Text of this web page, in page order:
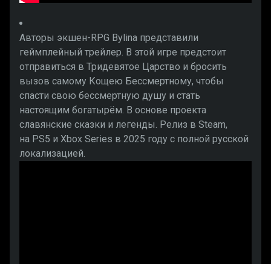
Авторы экшен-RPG Bylina представили
геймплейный трейлер. В этой игре предстоит
отправиться в Тридевятое Царство и бросить
вызов самому Кощею Бессмертному, чтобы
спасти свою бессмертную душу и стать
настоящим богатырём. В основе проекта
славянские сказки и легенды. Релиз в Steam,
на PS5 и Xbox Series в 2025 году с полной русской
локализацией.